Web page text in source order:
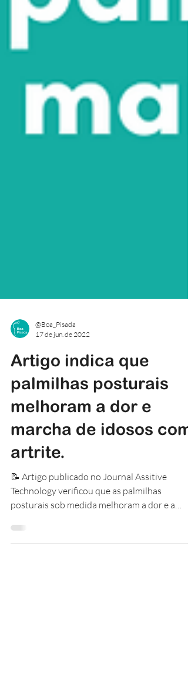
17 de jun. de 2022
Artigo indica que
palmilhas posturais
melhoram a dor e
marcha de idosos com
artrite.
📝 Artigo publicado no Journal Assitive
Technology verificou que as palmilhas
posturais sob medida melhoram a dor e a